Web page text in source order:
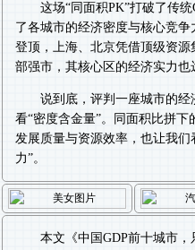
这场“同面积PK”打破了传
了各城市的经济密度与核心竞
登顶，上海、北京凭借顶级资
部强市，其核心区的经济实力也
说到底，评判一座城市的经
看“密度含金量”。同面积比拼
发展质量与资源效率，也让我
力”。
本文《中国GDP前十城市